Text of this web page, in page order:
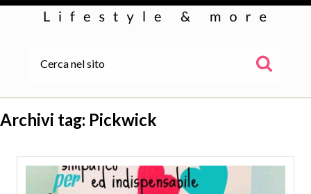
SERVIZI
Archivi tag: Pickwick